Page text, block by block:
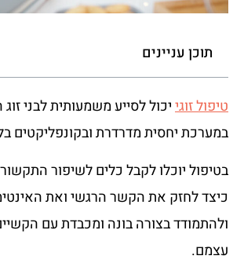
תוכן עניינים
טיפול זוגייכול לסייע משמעותית לבני
במערכת יחסית מדרדרת ובקונפליקטים
בטיפול יוכלו לקבל כלים לשיפור
כיצד לחזק את הקשר הרגשי ואת
ולהתמודד בצורה בונה ומכבדת עם הקשיים
עצמם.